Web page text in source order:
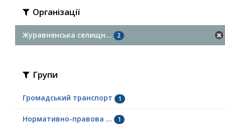
Організації
Журавненська селищн... 2
Групи
Громадський транспорт 1
Нормативно-правова ... 1